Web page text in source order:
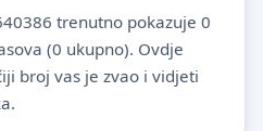
trenutno pokazuje 0
(0 ukupno). Ovdje
broj vas je zvao i vidjeti